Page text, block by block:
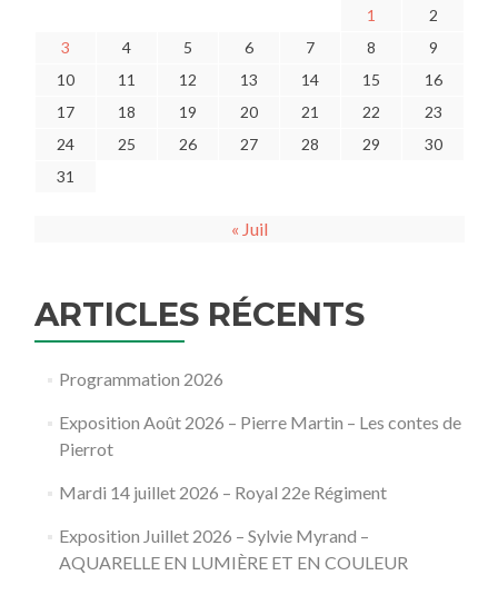
1
2
3
4 5 6 7 8
9
10
11 12 13 14 15
16
17
18 19 20 21 22
23
24
25 26 27 28 29
30
31
« Juil
ARTICLES RÉCENTS
Programmation 2026
Exposition Août 2026 – Pierre Martin – Les contes de
Pierrot
Mardi 14 juillet 2026 – Royal 22e Régiment
Exposition Juillet 2026 – Sylvie Myrand –
AQUARELLE EN LUMIÈRE ET EN COULEUR